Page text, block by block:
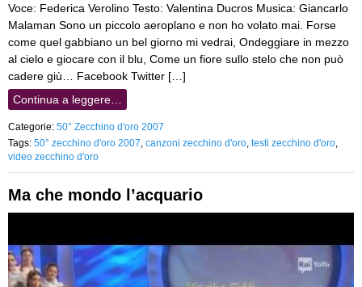
Voce: Federica Verolino Testo: Valentina Ducros Musica: Giancarlo
Malaman Sono un piccolo aeroplano e non ho volato mai. Forse
come quel gabbiano un bel giorno mi vedrai, Ondeggiare in mezzo
al cielo e giocare con il blu, Come un fiore sullo stelo che non può
cadere giù… Facebook Twitter […]
Continua a leggere…
Categorie: 50° Zecchino d'oro 2007
Tags: 50° zecchino d'oro 2007 canzoni zecchino d'oro testi zecchino d'oro
video zecchino d'oro
Ma che mondo l’acquario